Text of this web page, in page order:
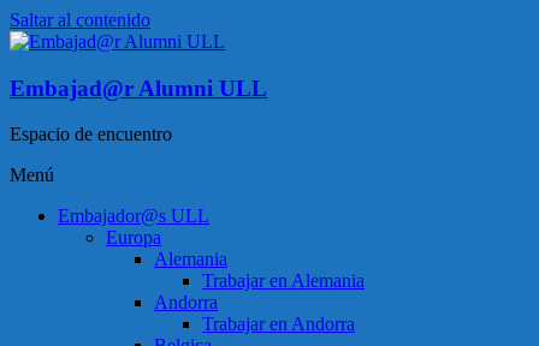
Saltar al contenido
Embajad@r Alumni ULL
Espacio de encuentro
Menú
Embajador@s ULL
Europa
Alemania
Trabajar en Alemania
Andorra
Trabajar en Andorra